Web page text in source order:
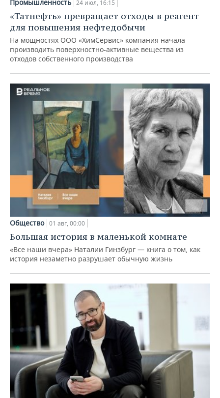
Промышленность 24 июл, 16:15
«Татнефть» превращает отходы в реагент
для повышения нефтедобычи
На мощностях ООО «ХимСервис» компания начала
производить поверхностно-активные вещества из
отходов собственного производства
Общество 01 авг, 00:00
Большая история в маленькой комнате
«Все наши вчера» Наталии Гинзбург — книга о том, как
история незаметно разрушает обычную жизнь